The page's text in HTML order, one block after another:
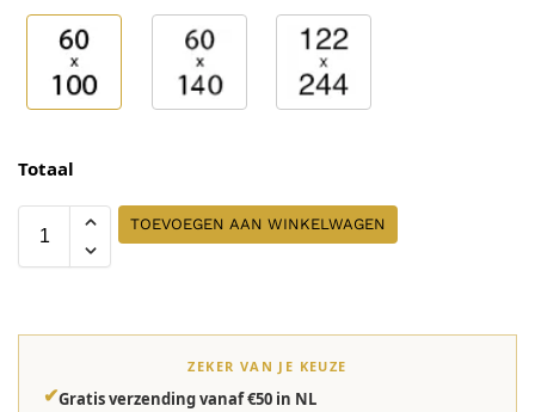
Totaal
TOEVOEGEN AAN WINKELWAGEN
ZEKER VAN JE KEUZE
✔Gratis verzending vanaf €50 in NL